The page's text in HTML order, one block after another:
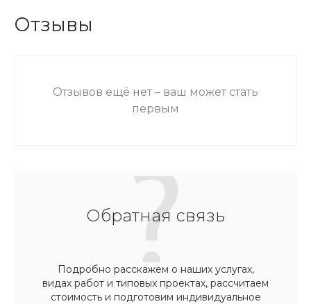
Отзывы
Отзывов ещё нет – ваш может стать
первым
Обратная связь
Подробно расскажем о наших услугах,
видах работ и типовых проектах, рассчитаем
стоимость и подготовим индивидуальное